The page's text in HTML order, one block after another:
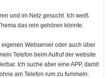
und im Netz gesucht. Ich weiß
das rein gehören könnte.
Webserver oder auch über
Telefon beim Aufruf der website
Ich suche aber eine APP, damit
am Telefon rum zu fummeln.